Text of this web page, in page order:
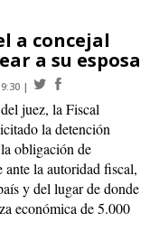
a concejal
a su esposa
juez, la Fiscal
la detención
obligación de
ante la autoridad fiscal,
y del lugar de donde
económica de 5.000